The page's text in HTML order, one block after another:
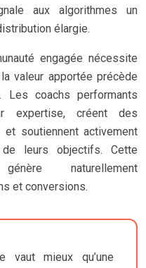
aux algorithmes un
élargie.
engagée nécessite
valeur apportée précède
Les coachs performants
expertise, créent des
soutiennent activement
de leurs objectifs. Cette
naturellement
et conversions.
vaut mieux qu’une